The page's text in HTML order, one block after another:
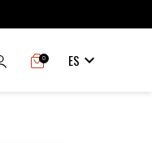
0 ES 